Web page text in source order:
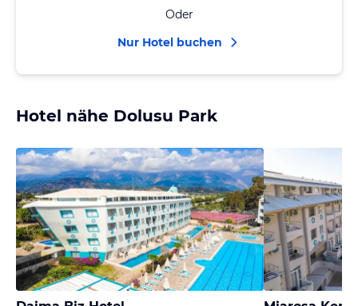
Oder
Nur Hotel buchen
Hotel nähe Dolusu Park